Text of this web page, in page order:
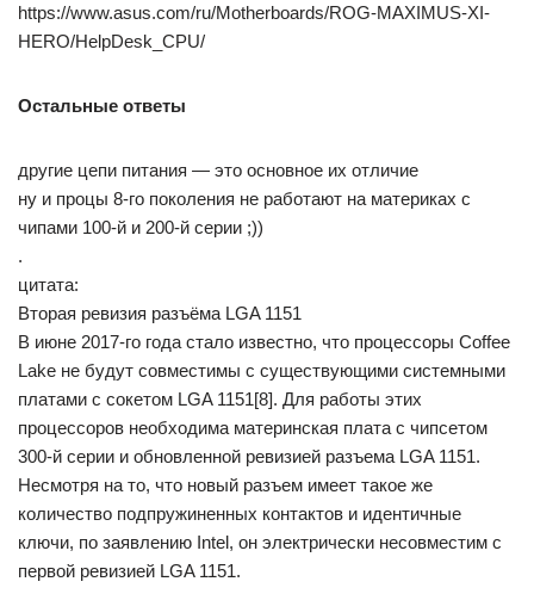
https://www.asus.com/ru/Motherboards/ROG-MAXIMUS-XI-
HERO/HelpDesk_CPU/
Остальные ответы
другие цепи питания — это основное их отличие
ну и процы 8-го поколения не работают на материках с
чипами 100-й и 200-й серии ;))
.
цитата:
Вторая ревизия разъёма LGA 1151
В июне 2017-го года стало известно, что процессоры Coffee
Lake не будут совместимы с существующими системными
платами с сокетом LGA 1151[8]. Для работы этих
процессоров необходима материнская плата с чипсетом
300-й серии и обновленной ревизией разъема LGA 1151.
Несмотря на то, что новый разъем имеет такое же
количество подпружиненных контактов и идентичные
ключи, по заявлению Intel, он электрически несовместим с
первой ревизией LGA 1151.